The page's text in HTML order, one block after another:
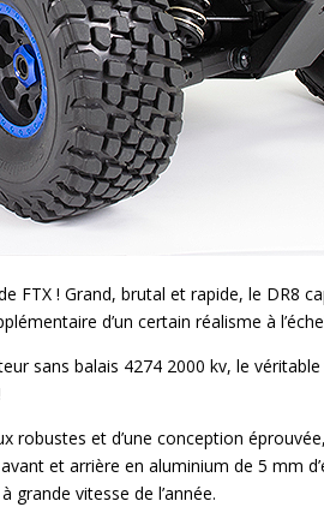
FTX ! Grand, brutal et rapide, le DR8
d’un certain réalisme à
sans balais 4274 2000 kv, le
et d’une conception
et arrière en aluminium de 5 mm
vitesse de l’année.